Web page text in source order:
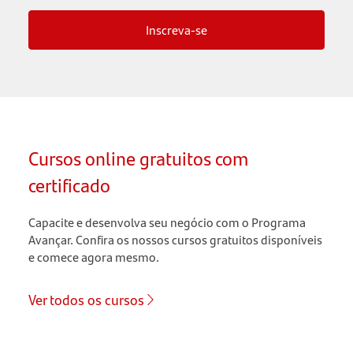
Inscreva-se
Cursos online gratuitos com
certificado
Capacite e desenvolva seu negócio com o Programa
Avançar. Confira os nossos cursos gratuitos disponíveis
e comece agora mesmo.
Ver todos os cursos